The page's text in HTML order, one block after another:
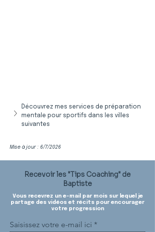
Découvrez mes services de préparation
mentale pour sportifs dans les villes
suivantes
Mise à jour : 6/7/2026
Recevoir les "Tips Coaching" de
Baptiste
Vous recevrez un e-mail par mois sur lequel je
partage des vidéos et récits pour encourager
votre progression
Saisissez votre e-mail ici